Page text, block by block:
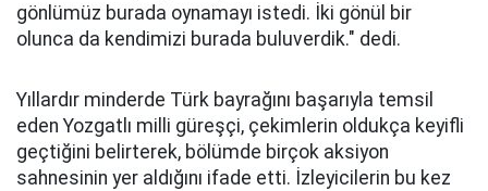
gönlümüz burada oynamayı istedi. İki gönül bir
olunca da kendimizi burada buluverdik." dedi.
Yıllardır minderde Türk bayrağını başarıyla temsil
eden Yozgatlı milli güreşçi, çekimlerin oldukça keyifli
geçtiğini belirterek, bölümde birçok aksiyon
sahnesinin yer aldığını ifade etti. İzleyicilerin bu kez